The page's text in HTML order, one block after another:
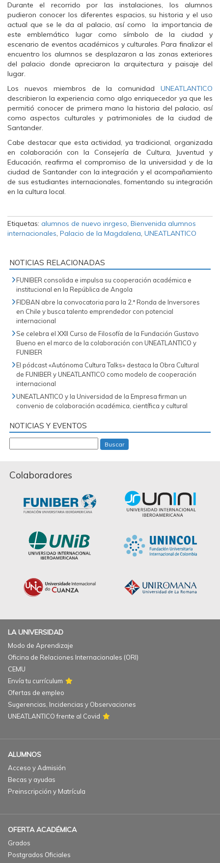
n
F
a
c
b
o
k
(
S
e
e
e
u
n
a
v
e
n
a
n
n
u
e
)
n
T
w
i
t
t
e
S
e
r
e
n
n
a
v
e
n
t
n
a
n
u
e
v
n
W
h
a
t
s
A
p
p
(
S
b
e
e
u
v
e
n
t
a
n
a
n
u
e
)
Durante el recorrido por las instalaciones, los alumnos
pudieron conocer los diferentes espacios, su historia y el uso
actual que se le da al palacio, así como la importancia de
este emblemático lugar como símbolo de la ciudad y
escenario de eventos académicos y culturales. Para finalizar el
encuentro los alumnos se desplazaron a las zonas exteriores
del palacio donde apreciaron la arquitectura y paisaje del
lugar.
Los nuevos miembros de la comunidad UNEATLANTICO
describieron la experiencia como algo enriquecedor ya que les
permitió conocer de primera mano la historia del palacio, así
como aspectos culturales y patrimoniales de la ciudad de
Santander.
Cabe destacar que esta actividad, ya tradicional, organizada
en colaboración con la Consejería de Cultura, Juventud y
Educación, reafirma el compromiso de la universidad y de la
ciudad de Santander con la integración y el acompañamiento
de sus estudiantes internacionales, fomentando su integración
en la cultura local.
Etiquetas: alumnos de nuevo inrgeso, Bienvenida alumnos
internacionales, Palacio de la Magdalena, UNEATLANTICO
NOTICIAS RELACIONADAS
FUNIBER consolida e impulsa su cooperación académica e
institucional en la República de Angola
FIDBAN abre la convocatoria para la 2.ª Ronda de Inversores
en Chile y busca talento emprendedor con potencial
internacional
Se celebra el XXII Curso de Filosofía de la Fundación Gustavo
Bueno en el marco de la colaboración con UNEATLANTICO y
FUNIBER
El pódcast «Autónoma Cultura Talks» destaca la Obra Cultural
de FUNIBER y UNEATLANTICO como modelo de cooperación
internacional
UNEATLANTICO y la Universidad de la Empresa firman un
convenio de colaboración académica, científica y cultural
NOTICIAS Y EVENTOS
Buscar
Colaboradores
LA UNIVERSIDAD
Modo de Aprendizaje
Oficina de Relaciones Internacionales (ORI)
CEMU
Envía tu currículum
Ofertas de empleo
Sugerencias, Incidencias y Observaciones
UNEATLANTICO frente al Covid
ALUMNOS
Acceso y Admisión
Becas y ayudas
Preinscripción y Matrícula
OFERTA ACADÉMICA
Grados
Postgrados Oficiales